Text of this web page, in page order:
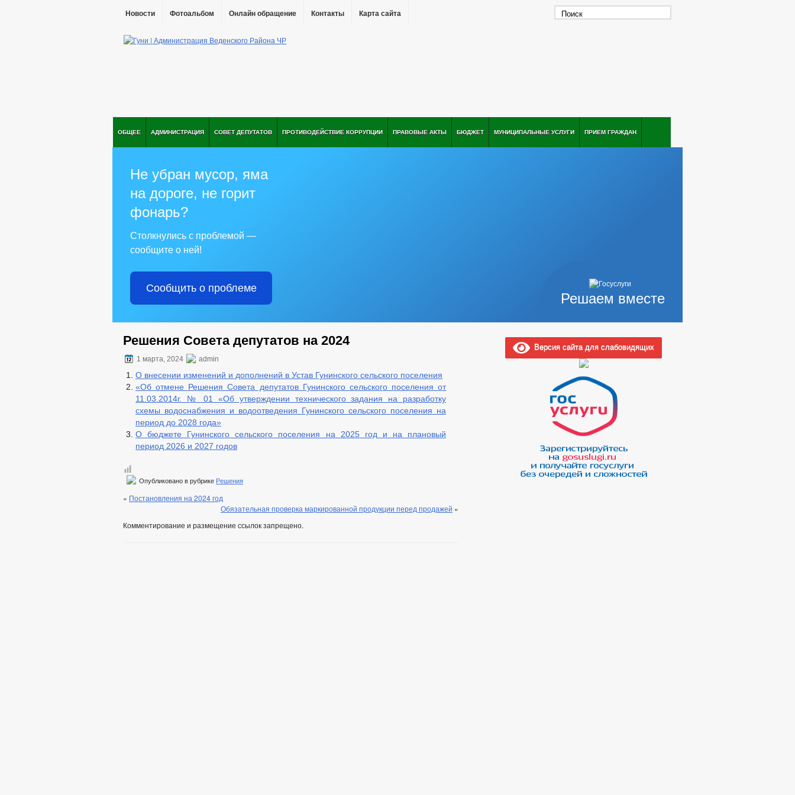
Новости Фотоальбом Онлайн обращение Контакты Карта сайта
ОБЩЕЕ АДМИНИСТРАЦИЯ СОВЕТ ДЕПУТАТОВ ПРОТИВОДЕЙСТВИЕ КОРРУПЦИИ ПРАВОВЫЕ АКТЫ БЮДЖЕТ МУНИЦИПАЛЬНЫЕ УСЛУГИ ПРИЕМ ГРАЖДАН
Решаем вместе
Не убран мусор, яма
на дороге, не горит
фонарь?
Столкнулись с проблемой —
сообщите о ней!
Сообщить о проблеме
Решения Совета депутатов на 2024
1 марта, 2024 admin
О внесении изменений и дополнений в Устав Гунинского сельского поселения
«Об отмене Решения Совета депутатов Гунинского сельского поселения от
11.03.2014г. № 01 «Об утверждении технического задания на разработку
схемы водоснабжения и водоотведения Гунинского сельского поселения на
период до 2028 года»
О бюджете Гунинского сельского поселения на 2025 год и на плановый
период 2026 и 2027 годов
Опубликовано в рубрике Решения
« Постановления на 2024 год
Обязательная проверка маркированной продукции перед продажей »
Комментирование и размещение ссылок запрещено.
Версия сайта для слабовидящих